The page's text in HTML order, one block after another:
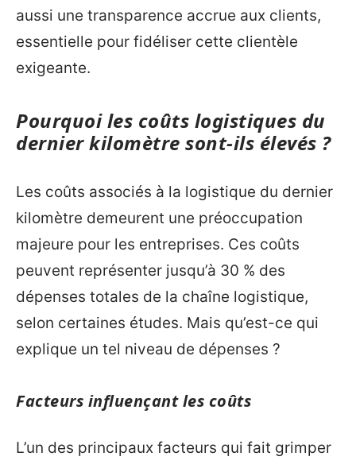
aussi une transparence accrue aux clients,
essentielle pour fidéliser cette clientèle
exigeante.
Pourquoi les coûts logistiques du
dernier kilomètre sont-ils élevés ?
Les coûts associés à la logistique du dernier
kilomètre demeurent une préoccupation
majeure pour les entreprises. Ces coûts
peuvent représenter jusqu’à 30 % des
dépenses totales de la chaîne logistique,
selon certaines études. Mais qu’est-ce qui
explique un tel niveau de dépenses ?
Facteurs influençant les coûts
L’un des principaux facteurs qui fait grimper